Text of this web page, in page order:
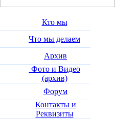
Кто мы
Что мы делаем
Архив
Фото и Видео
(архив)
Форум
Контакты и
Реквизиты